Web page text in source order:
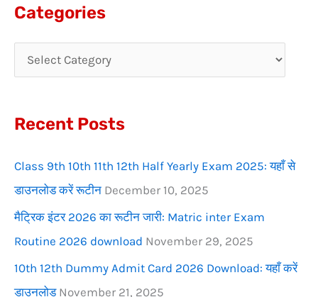
h
o
:
Categories
Recent Posts
Class 9th 10th 11th 12th Half Yearly Exam 2025: यहाँ से
डाउनलोड करें रूटीन December 10, 2025
मैट्रिक इंटर 2026 का रूटीन जारी: Matric inter Exam
Routine 2026 download November 29, 2025
10th 12th Dummy Admit Card 2026 Download: यहाँ करें
डाउनलोड November 21, 2025